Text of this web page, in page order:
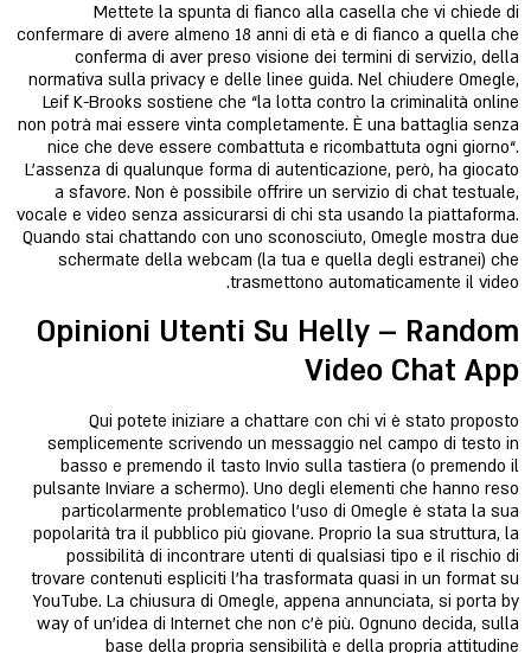
Mettete la spunta di fianco alla casella che vi chiede di
confermare di avere almeno 18 anni di età e di fianco a quella che
conferma di aver preso visione dei termini di servizio, della
normativa sulla privacy e delle linee guida. Nel chiudere Omegle,
Leif K-Brooks sostiene che “la lotta contro la criminalità online
non potrà mai essere vinta completamente. È una battaglia senza
nice che deve essere combattuta e ricombattuta ogni giorno“.
L’assenza di qualunque forma di autenticazione, però, ha giocato
a sfavore. Non è possibile offrire un servizio di chat testuale,
vocale e video senza assicurarsi di chi sta usando la piattaforma.
Quando stai chattando con uno sconosciuto, Omegle mostra due
schermate della webcam (la tua e quella degli estranei) che
trasmettono automaticamente il video.
Opinioni Utenti Su Helly – Random
Video Chat App
Qui potete iniziare a chattare con chi vi è stato proposto
semplicemente scrivendo un messaggio nel campo di testo in
basso e premendo il tasto Invio sulla tastiera (o premendo il
pulsante Inviare a schermo). Uno degli elementi che hanno reso
particolarmente problematico l’uso di Omegle è stata la sua
popolarità tra il pubblico più giovane. Proprio la sua struttura, la
possibilità di incontrare utenti di qualsiasi tipo e il rischio di
trovare contenuti espliciti l’ha trasformata quasi in un format su
YouTube. La chiusura di Omegle, appena annunciata, si porta by
way of un’idea di Internet che non c’è più. Ognuno decida, sulla
base della propria sensibilità e della propria attitudine